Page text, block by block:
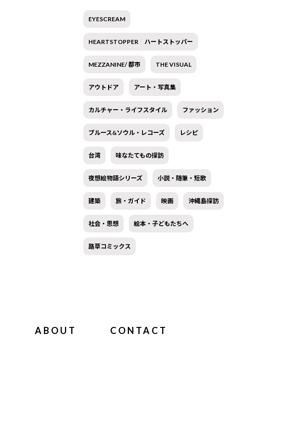
EYESCREAM
HEARTSTOPPER ハートストッパー
MEZZANINE/ 都市 THE VISUAL
アウトドア アート・写真集
カルチャー・ライフスタイル ファッション
ブルース&ソウル・レコーズ レシピ
台湾 味なたてもの探訪
夜想絵物語シリーズ 小説・随筆・短歌
建築 旅・ガイド 映画 沖縄島探訪
社会・思想 絵本・子どもたちへ
路草コミックス
ABOUT CONTACT